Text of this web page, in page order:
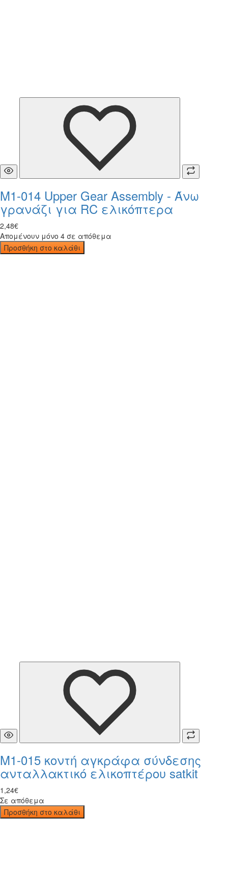
M1-014 Upper Gear Assembly - Άνω
γρανάζι για RC ελικόπτερα
2,48€
Απομένουν μόνο 4 σε απόθεμα
Προσθήκη στο καλάθι
M1-015 κοντή αγκράφα σύνδεσης
ανταλλακτικό ελικοπτέρου satkit
1 ,24€
Σε απόθεμα
Προσθήκη στο καλάθι